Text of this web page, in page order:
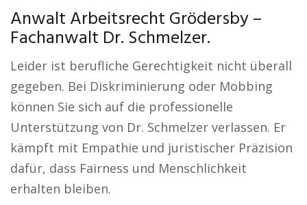
Anwalt Arbeitsrecht Grödersby –
Fachanwalt Dr. Schmelzer.
Leider ist berufliche Gerechtigkeit nicht überall
gegeben. Bei Diskriminierung oder Mobbing
können Sie sich auf die professionelle
Unterstützung von Dr. Schmelzer verlassen. Er
kämpft mit Empathie und juristischer Präzision
dafür, dass Fairness und Menschlichkeit
erhalten bleiben.